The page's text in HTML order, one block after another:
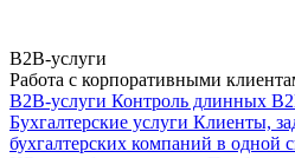
B2B-услуги
Работа с корпоративными
B2B-услуги Контроль длинных
Бухгалтерские услуги Клиенты,
бухгалтерских компаний в одной